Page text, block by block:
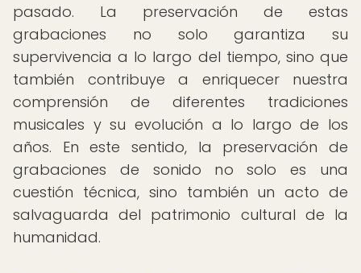
pasado. La preservación de estas
grabaciones no solo garantiza su
supervivencia a lo largo del tiempo, sino que
también contribuye a enriquecer nuestra
comprensión de diferentes tradiciones
musicales y su evolución a lo largo de los
años. En este sentido, la preservación de
grabaciones de sonido no solo es una
cuestión técnica, sino también un acto de
salvaguarda del patrimonio cultural de la
humanidad.